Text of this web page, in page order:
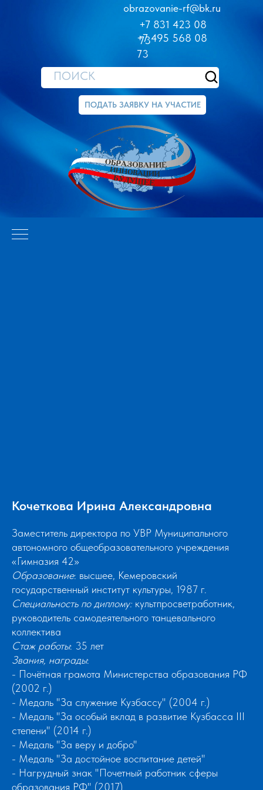
obrazovanie-rf@bk.ru
+7 831 423 08
73
+7 495 568 08
73
ПОДАТЬ ЗАЯВКУ НА УЧАСТИЕ
ПОИСК
Кочеткова Ирина Александровна
Заместитель директора по УВР Муниципального
автономного общеобразовательного учреждения
«Гимназия 42»
Образование: высшее, Кемеровский
государственный институт культуры, 1987 г.
Специальность по диплому: культпросветработник,
руководитель самодеятельного танцевального
коллектива
Стаж работы: 35 лет
Звания, награды:
- Почётная грамота Министерства образования РФ
(2002 г.)
- Медаль "За служение Кузбассу" (2004 г.)
- Медаль "За особый вклад в развитие Кузбасса III
степени" (2014 г.)
- Медаль "За веру и добро"
- Медаль "За достойное воспитание детей"
- Нагрудный знак "Почетный работник сферы
образования РФ" (2017)